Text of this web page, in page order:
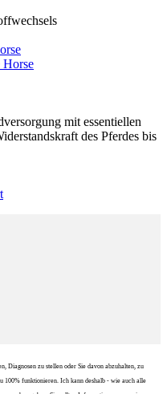
mit essentiellen
des Pferdes bis
Diagnosen zu stellen oder Sie davon abzuhalten, zu
100% funktionieren. Ich kann deshalb - wie auch alle